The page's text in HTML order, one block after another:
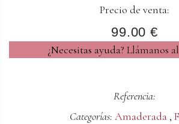
Precio de venta:
99.00 €
¿Necesitas ayuda? Llámanos al
Referencia:
Categorías: Amaderada,